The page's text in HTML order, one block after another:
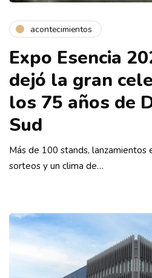
acontecimientos
Expo Esencia
dejó la gran
los 75 años de
Sud
Más de 100 stands, lanzamientos
sorteos y un clima de…